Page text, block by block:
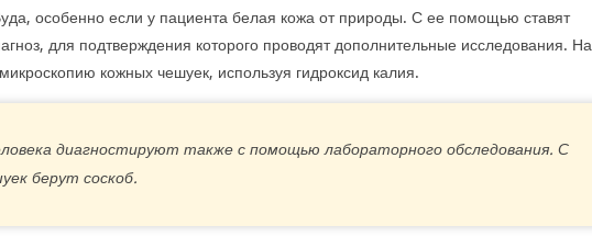
особенно если у пациента белая кожа от природы. С ее помощью ставят
для подтверждения которого проводят дополнительные исследования. На
кожных чешуек, используя гидроксид калия.
диагностируют также с помощью лабораторного обследования. С
берут соскоб.